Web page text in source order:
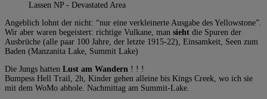
Lassen NP - Devastated Area
Angeblich lohnt der nicht: “nur eine verkleinerte Ausgabe des Yellowstone”.
Wir aber waren begeistert: richtige Vulkane, man sieht die Spuren der
Ausbrüche (alle paar 100 Jahre, der letzte 1915-22), Einsamkeit, Seen zum
Baden (Manzanita Lake, Summit Lake)
Die Jungs hatten Lust am Wandern ! ! !
Bumpess Hell Trail, 2h, Kinder gehen alleine bis Kings Creek, wo ich sie
mit dem WoMo abhole. Nachmittag am Summit-Lake.